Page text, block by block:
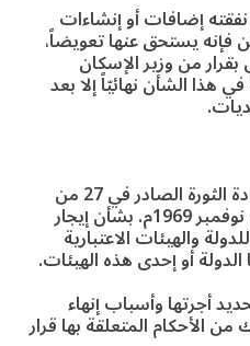
إضافات أو إنشاءات
يستحق عنها تعويضاً،
من وزير الإسكان
هذا الشأن نهائيّاً إلا بعد
لا تسري أحكام قرار مجلس قيادة الثورة الصادر في 27 من
شعبان 1389 هـ الموافق 8 من نوفمبر 1969م. بشأن إيجار
والهيئات الاعتبارية
الدولة أو إحدى هذه الهيئات.
أجرتها وأسباب إنهاء
من الأحكام المتعلقة بها قرار